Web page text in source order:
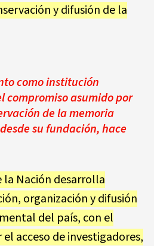
y difusión de la
como institución
asumido por
de la memoria
su fundación, hace
la Nación desarrolla
organización y difusión
del país, con el
acceso de investigadores,